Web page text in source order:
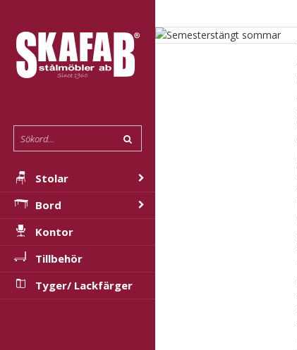
Stolar
Bord
Kontor
Tillbehör
Tyger/ Lackfärger